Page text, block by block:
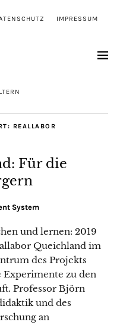
IMPRESSUM
REALLABOR
Für die
System
und lernen: 2019
Queichland im
des Projekts
Experimente zu den
Professor Björn
und des
an